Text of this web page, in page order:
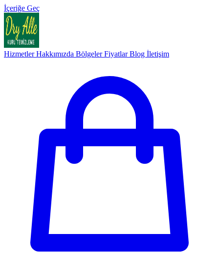
İçeriğe Geç
HizmetlerHakkımızda BölgelerFiyatlarBlog İletişim